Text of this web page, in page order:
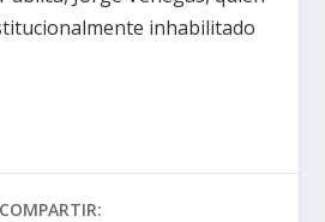
inhabilitado
COMPARTIR: